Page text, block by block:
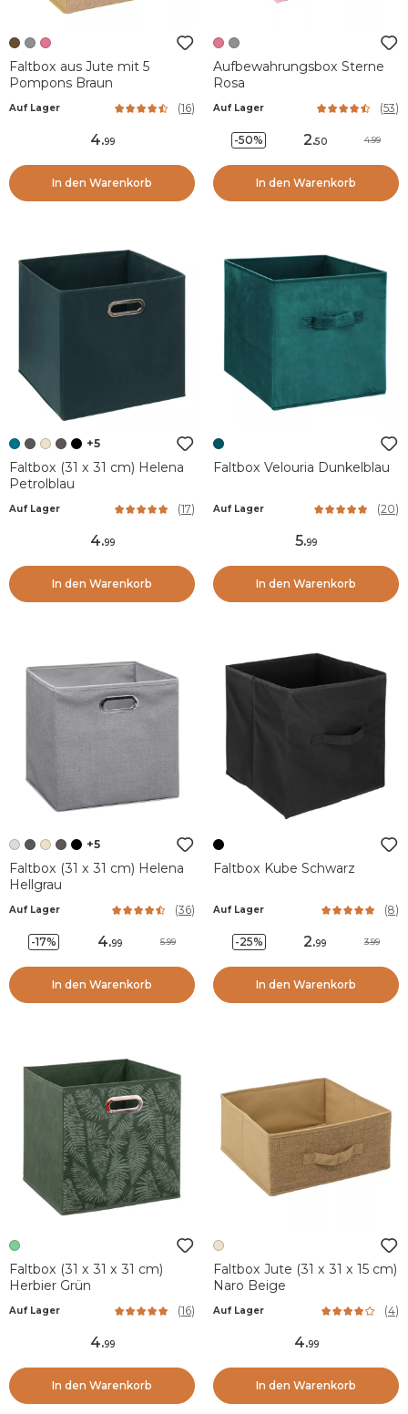
Faltbox aus Jute mit 5
Pompons Braun
Auf Lager (16)
4.99
In den Warenkorb
Aufbewahrungsbox Sterne
Rosa
Auf Lager (53)
-50% 2.50 4.99
In den Warenkorb
+5
Faltbox (31 x 31 cm) Helena
Petrolblau
Auf Lager (17)
4.99
In den Warenkorb
Faltbox Velouria Dunkelblau
Auf Lager (20)
5.99
In den Warenkorb
+5
Faltbox (31 x 31 cm) Helena
Hellgrau
Auf Lager (36)
-17% 4.99 5.99
In den Warenkorb
Faltbox Kube Schwarz
Auf Lager (8)
-25% 2.99 3.99
In den Warenkorb
Faltbox (31 x 31 x 31 cm)
Herbier Grün
Auf Lager (16)
4.99
In den Warenkorb
Faltbox Jute (31 x 31 x 15 cm)
Naro Beige
Auf Lager (4)
4.99
In den Warenkorb